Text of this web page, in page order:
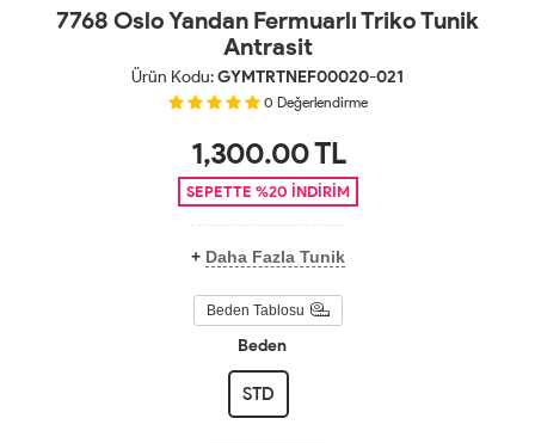
7768 Oslo Yandan Fermuarlı Triko Tunik
Antrasit
Ürün Kodu:GYMTRTNEF00020-021
0 Değerlendirme
1,300.00TL
SEPETTE %20 İNDİRİM
+ Daha Fazla Tunik
Beden Tablosu
Beden
STD